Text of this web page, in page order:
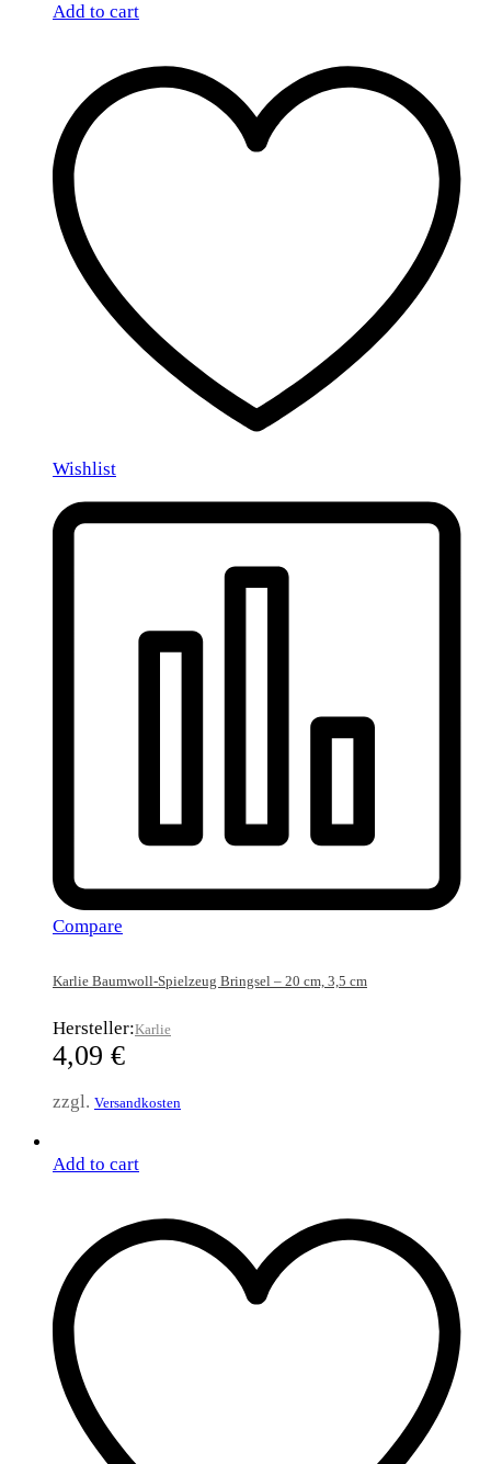
Add to cart
Wishlist
Compare
Karlie Baumwoll-Spielzeug Bringsel – 20 cm, 3,5 cm
Hersteller:Karlie
4,09 €
zzgl. Versandkosten
Add to cart